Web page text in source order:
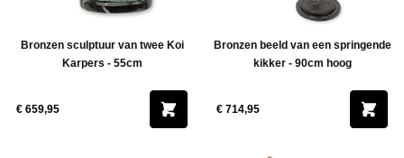
Bronzen sculptuur van twee Koi
Karpers - 55cm
€ 659,95
Bronzen beeld van een springende
kikker - 90cm hoog
€ 714,95